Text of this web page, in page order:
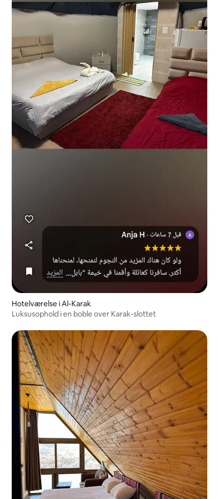
Hotelværelse i Al-Karak
Luksusophold i en boble over Karak-slottet